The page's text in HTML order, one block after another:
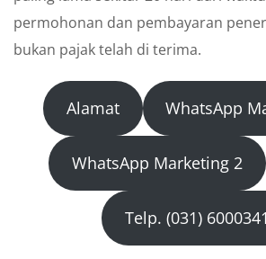
permohonan dan pembayaran
bukan pajak telah di terima.
Alamat WhatsApp
WhatsApp Marketing 2
Telp. (031)